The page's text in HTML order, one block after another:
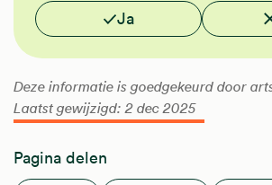
Vond je deze informatie nuttig?
Ja
Deze informatie is goedgekeurd door
Laatst gewijzigd: 2 dec 2025
Pagina delen